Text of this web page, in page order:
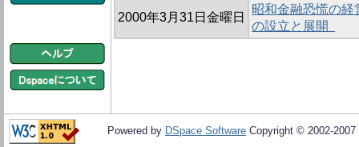
2000年3月31日金曜日
昭和金融恐慌の経
の設立と展開
Powered by DSpace Software Copyright © 2002-2007